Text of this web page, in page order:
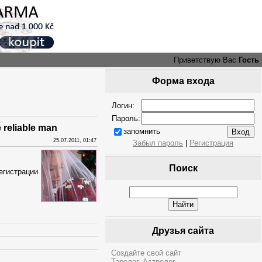
Приветствую Вас Гость
man
25.07.2011, 01:47
Форма входа
Логин:
Пароль:
запомнить
Забыл пароль
Регистрация
Поиск
Друзья сайта
Создайте свой сайт